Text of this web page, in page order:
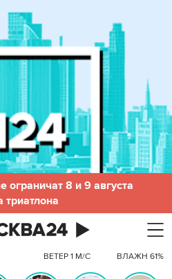
8 и 9 августа
триатлона
ВЕТЕР 1 М/С ВЛАЖН 61%